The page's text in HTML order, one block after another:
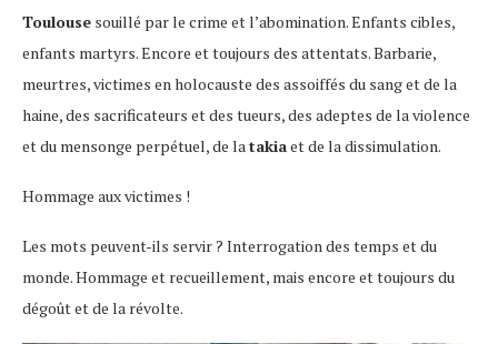
Toulouse souillé par le crime et l’abomination. Enfants cibles,
enfants martyrs. Encore et toujours des attentats. Barbarie,
meurtres, victimes en holocauste des assoiffés du sang et de la
haine, des sacrificateurs et des tueurs, des adeptes de la violence
et du mensonge perpétuel, de la takiaet de la dissimulation.
Hommage aux victimes !
Les mots peuvent-ils servir ? Interrogation des temps et du
monde. Hommage et recueillement, mais encore et toujours du
dégoût et de la révolte.